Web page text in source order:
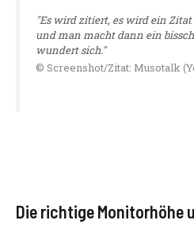
"Es wird zitiert, es wird ein
und man macht dann ein
wundert sich."
© Screenshot/Zitat: Musotalk
Die richtige Monitorhöhe